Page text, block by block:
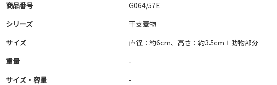
商品番号
G064/57E
シリーズ
干支蓋物
サイズ
直径：約6cm、高さ：約3.5cm＋動物部分
重量
-
サイズ・容量
-